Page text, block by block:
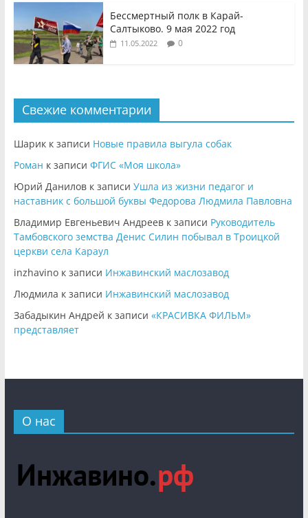
Бессмертный полк в Карай-
Салтыково. 9 мая 2022 год
11.05.2022 0
Свежие комментарии
Шарикк записи Новые правила выгула собак
Роман к записи ФГИС «Моя школа»
Юрий Даниловк записи Ушла из жизни педагог и
наставник с большой буквы Федорова Людмила Павловна
Владимир Евгеньевич Андреевк записи Руководитель
Тамбовского земства Денис Силин побывал в Троицкой
церкви села Караул
inzhavinoк записи Инжавинский маслозавод
Людмила к записи Инжавинский маслозавод
Забадыкин Андрей к записи «КРАСИВКА ФИЛЬМ»
представляет
О нас